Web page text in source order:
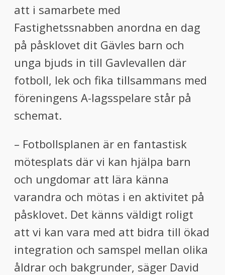
att i samarbete med
Fastighetssnabben anordna en dag
på påsklovet dit Gävles barn och
unga bjuds in till Gavlevallen där
fotboll, lek och fika tillsammans med
föreningens A-lagsspelare står på
schemat.
– Fotbollsplanen är en fantastisk
mötesplats där vi kan hjälpa barn
och ungdomar att lära känna
varandra och mötas i en aktivitet på
påsklovet. Det känns väldigt roligt
att vi kan vara med att bidra till ökad
integration och samspel mellan olika
åldrar och bakgrunder, säger David